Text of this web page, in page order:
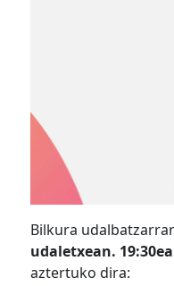
Bilkura
udaletxean.
aztertuko dira: